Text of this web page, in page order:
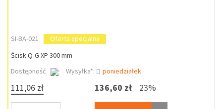
SI-BA-021
Oferta specjalna
Ścisk Q-G XP 300 mm
Dostępność
Wysyłka*: poniedziałek
111,06 zł 136,60 zł 23%